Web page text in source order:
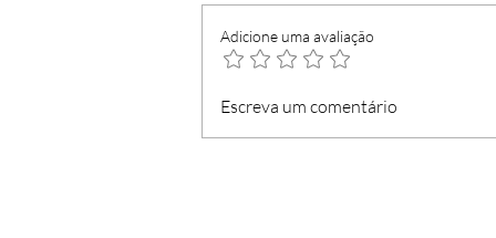
Loja do Cidadão com
serviços mínimos
Adicione uma avaliação
Escreva um comentário